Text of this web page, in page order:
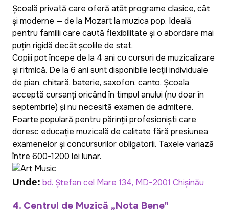
Școală privată care oferă atât programe clasice, cât
și moderne — de la Mozart la muzica pop. Ideală
pentru familii care caută flexibilitate și o abordare mai
puțin rigidă decât școlile de stat.
Copiii pot începe de la 4 ani cu cursuri de muzicalizare
și ritmică. De la 6 ani sunt disponibile lecții individuale
de pian, chitară, baterie, saxofon, canto. Școala
acceptă cursanți oricând în timpul anului (nu doar în
septembrie) și nu necesită examen de admitere.
Foarte populară pentru părinții profesioniști care
doresc educație muzicală de calitate fără presiunea
examenelor și concursurilor obligatorii. Taxele variază
între 600-1200 lei lunar.
Unde: bd. Ștefan cel Mare 134, MD-2001 Chișinău
4. Centrul de Muzică „Nota Bene"